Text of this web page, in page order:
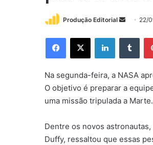
Produção Editorial
Mande
e-
22/
Facebook
X Linkedin
Na segunda-feira, a NASA
O objetivo é preparar a
uma missão tripulada a Marte.
Dentre os novos
Duffy, ressaltou que essas